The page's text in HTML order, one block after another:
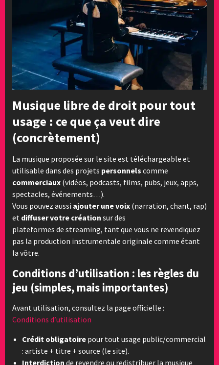
Musique libre de droit pour tout
usage : ce que ça veut dire
(concrètement)
La musique proposée sur le site est téléchargeable et
utilisable dans des projets personnels comme
commerciaux (vidéos, podcasts, films, pubs, jeux, apps,
spectacles, événements…).
Vous pouvez aussi ajouter une voix (narration, chant, rap)
et diffuser votre création sur des
plateformes de streaming, tant que vous ne revendiquez
pas la production instrumentale originale comme étant
la vôtre.
Conditions d’utilisation : les règles du
jeu (simples, mais importantes)
Avant utilisation, consultez la page officielle :
Conditions d’utilisation
Crédit obligatoire pour tout usage public/commercial
: artiste + titre + source (le site).
Interdiction de revendre ou redistribuer la musique